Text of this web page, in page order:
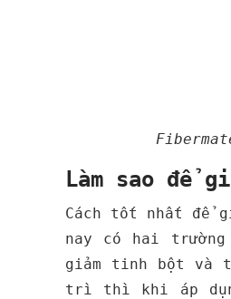
Làm sao để
Cách tốt nhất để
nay có hai
giảm tinh bột và
trì thì khi áp